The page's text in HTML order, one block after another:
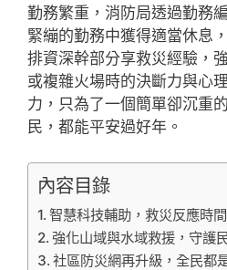
勤務繁重，消防局透過勤務
緊繃的勤務中獲得適當休息
排資深幹部分享救災經驗，
或複雜火場時的決斷力與心
力，只為了一個簡單卻沉重
民，都能平安過好年。
內容目錄
智慧科技輔助，救災反應時
強化山域與水域救援，守護
社區防災網再升級，全民都